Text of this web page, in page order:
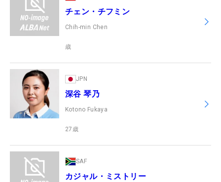
チェン・チフミン
Chih-min Chen
歳
JPN
深谷 琴乃
Kotono Fukaya
27 歳
SAF
カジャル・ミストリー